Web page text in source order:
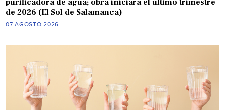
purificadora de agua; obra iniciará el último trimestre
de 2026 (El Sol de Salamanca)
07 AGOSTO 2026